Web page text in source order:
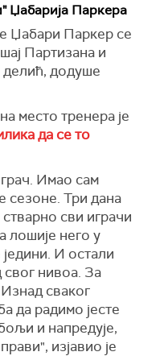
Џабарија Паркера
Џабари Паркер се
Партизана и
делић, додуше
место тренера је
да се то
Имао сам
сезоне. Три дана
сви играчи
лошије него у
И остали
свог нивоа. За
сваког
да радимо јесте
и напредује,
изјавио је